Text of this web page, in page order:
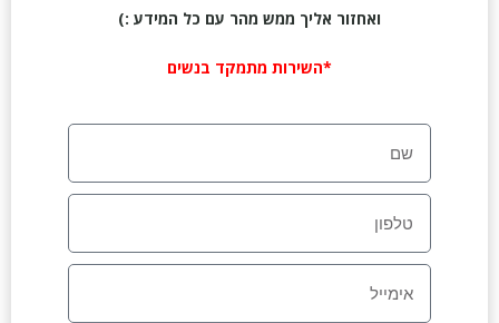
ואחזור אליך ממש מהר עם כל המידע :)
*השירות מתמקד בנשים